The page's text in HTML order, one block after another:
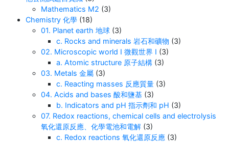
基准的，而且大部分质量来自质子和中子——而不
是微小的电子！
Mathematics M2 (3)
Chemistry 化學 (18)
01. Planet earth 地球 (3)
c. Rocks and minerals 岩石和礦物 (3)
02. Microscopic world I 微觀世界 I (3)
a. Atomic structure 原子結構 (3)
03. Metals 金屬 (3)
c. Reacting masses 反應質量 (3)
04. Acids and bases 酸和鹽基 (3)
b. Indicators and pH 指示劑和 pH (3)
07. Redox reactions, chemical cells and electrolysis
氧化還原反應、化學電池和電解 (3)
c. Redox reactions 氧化還原反應 (3)